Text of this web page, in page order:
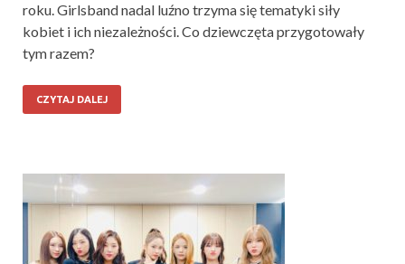
roku. Girlsband nadal luźno trzyma się tematyki siły
kobiet i ich niezależności. Co dziewczęta przygotowały
tym razem?
CZYTAJ DALEJ